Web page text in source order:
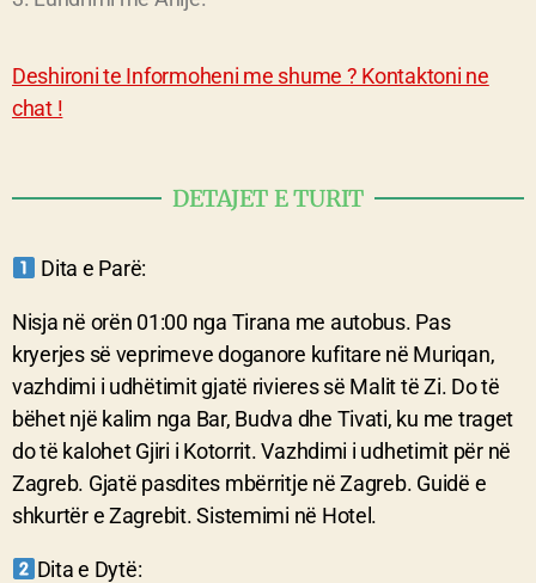
Deshironi te Informoheni me shume ? Kontaktoni ne
chat !
DETAJET E TURIT
Dita e Parë:
Nisja në orën 01:00 nga Tirana me autobus. Pas
kryerjes së veprimeve doganore kufitare në Muriqan,
vazhdimi i udhëtimit gjatë rivieres së Malit të Zi. Do të
bëhet një kalim nga Bar, Budva dhe Tivati, ku me traget
do të kalohet Gjiri i Kotorrit. Vazhdimi i udhetimit për në
Zagreb. Gjatë pasdites mbërritje në Zagreb. Guidë e
shkurtër e Zagrebit. Sistemimi në Hotel.
Dita e Dytë: